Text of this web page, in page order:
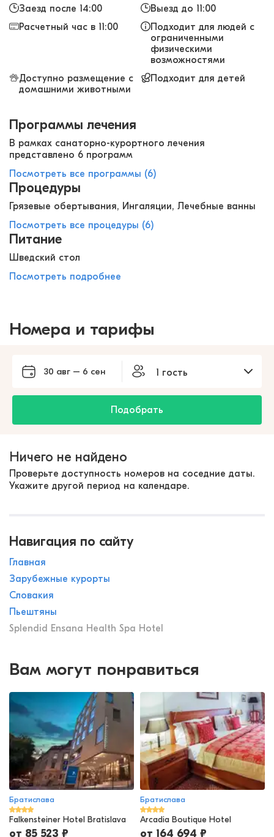
Заезд после 14:00
Выезд до 11:00
Расчетный час в 11:00
Подходит для людей с
ограниченными
физическими
возможностями
Доступно размещение с
домашними животными
Подходит для детей
Программы лечения
В рамках санаторно-курортного лечения
представлено 6 программ
Посмотреть все программы (6)
Процедуры
Грязевые обертывания, Ингаляции, Лечебные ванны
Посмотреть все процедуры (6)
Питание
Шведский стол
Посмотреть подробнее
Номера и тарифы
30 авг – 6 сен 1 гость
Подобрать
Ничего не найдено
Проверьте доступность номеров на соседние даты.
Укажите другой период на календаре.
Навигация по сайту
Главная
Зарубежные курорты
Словакия
Пьештяны
Splendid Ensana Health Spa Hotel
Вам могут понравиться
Братислава
Falkensteiner Hotel Bratislava
от 85 523 ₽
Братислава
Arcadia Boutique Hotel
от 164 694 ₽